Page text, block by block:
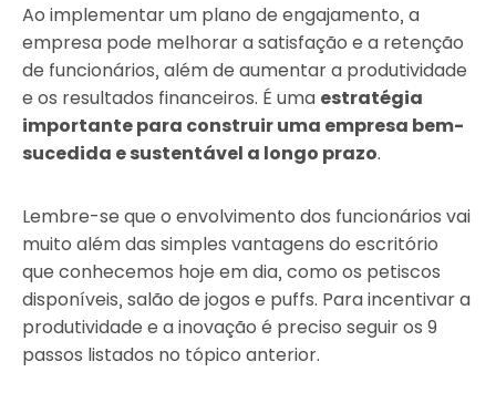
Ao implementar um plano de engajamento, a
empresa pode melhorar a satisfação e a retenção
de funcionários, além de aumentar a produtividade
e os resultados financeiros. É uma estratégia
importante para construir uma empresa bem-
sucedida e sustentável a longo prazo.
Lembre-se que o envolvimento dos funcionários vai
muito além das simples vantagens do escritório
que conhecemos hoje em dia, como os petiscos
disponíveis, salão de jogos e puffs. Para incentivar a
produtividade e a inovação é preciso seguir os 9
passos listados no tópico anterior.